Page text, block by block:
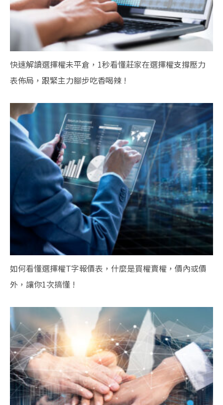
快速解讀選擇權未平倉，1秒看懂莊家在選擇權支撐壓力
表佈局，跟緊主力腳步吃香喝辣 !
如何看懂選擇權T字報價表，什麼是買權賣權，價內或價
外，讓你1次搞懂 !